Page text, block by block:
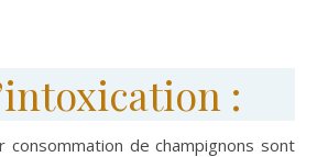
:
consommation de champignons sont